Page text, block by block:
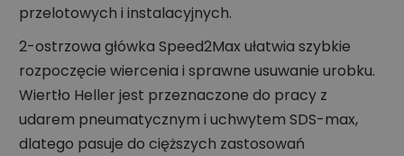
przelotowych i instalacyjnych.
2-ostrzowa główka Speed2Max ułatwia szybkie
rozpoczęcie wiercenia i sprawne usuwanie urobku.
Wiertło Heller jest przeznaczone do pracy z
udarem pneumatycznym i uchwytem SDS-max,
dlatego pasuje do cięższych zastosowań